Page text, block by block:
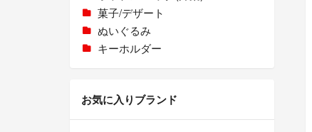
菓子/デザート
ぬいぐるみ
キーホルダー
お気に入りブランド